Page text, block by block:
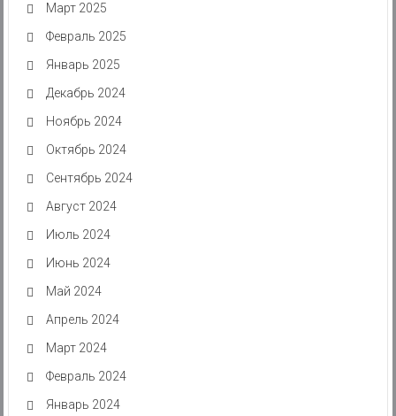
Март 2025
Февраль 2025
Январь 2025
Декабрь 2024
Ноябрь 2024
Октябрь 2024
Сентябрь 2024
Август 2024
Июль 2024
Июнь 2024
Май 2024
Апрель 2024
Март 2024
Февраль 2024
Январь 2024